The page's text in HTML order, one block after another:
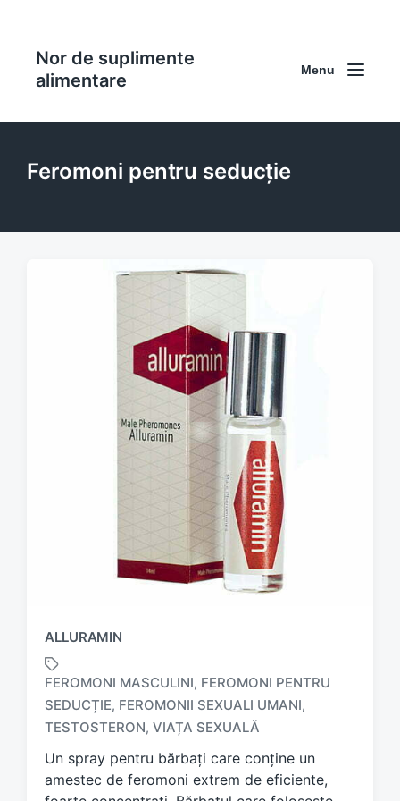
Nor de suplimente
alimentare
Menu
Feromoni pentru seducție
ALLURAMIN
T
a
g
e
FEROMONI MASCULINI, FEROMONI PENTRU
SEDUCȚIE, FEROMONII SEXUALI UMANI,
TESTOSTERON, VIAȚA SEXUALĂ
Un spray pentru bărbați care conține un
amestec de feromoni extrem de eficiente,